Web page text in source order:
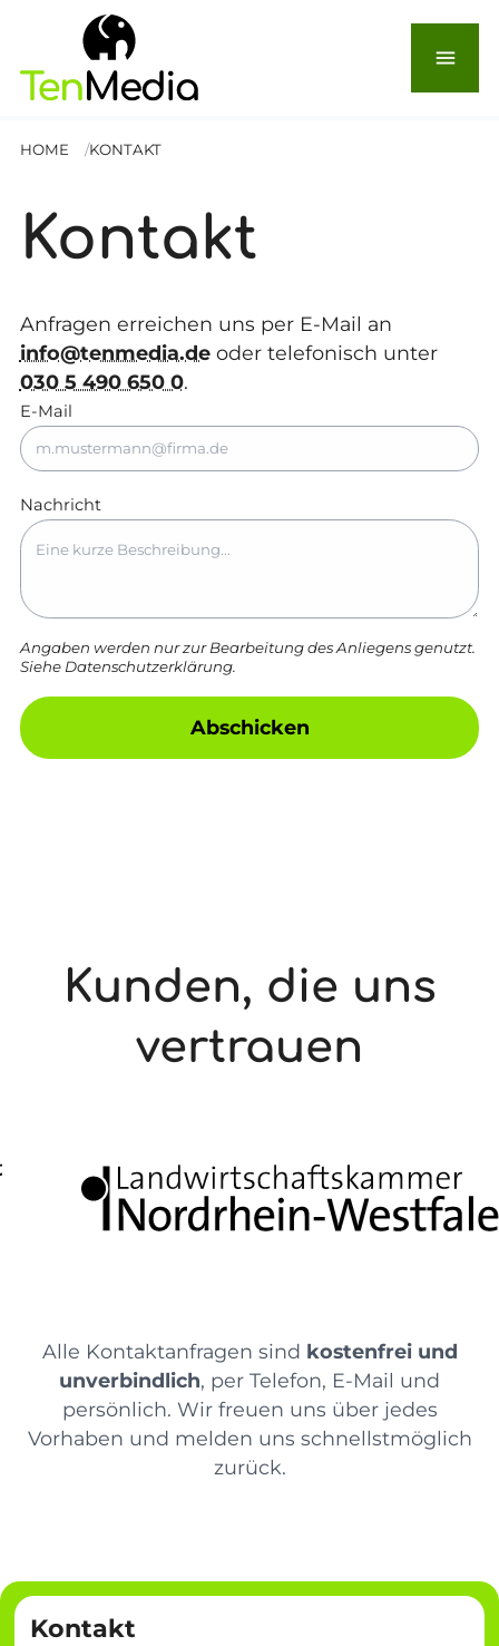
menu
HOME KONTAKT
Kontakt
Anfragen erreichen uns per E-Mail an
info@tenmedia.deoder telefonisch unter
030 5 490 650 0.
E-Mail
Nachricht
Angaben werden nur zur Bearbeitung des Anliegens genutzt.
Siehe Datenschutzerklärung.
Abschicken
Kunden, die uns
vertrauen
Alle Kontaktanfragen sind kostenfrei und
unverbindlich, per Telefon, E-Mail und
persönlich. Wir freuen uns über jedes
Vorhaben und melden uns schnellstmöglich
zurück.
Kontakt